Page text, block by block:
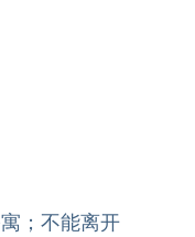
；不能离开